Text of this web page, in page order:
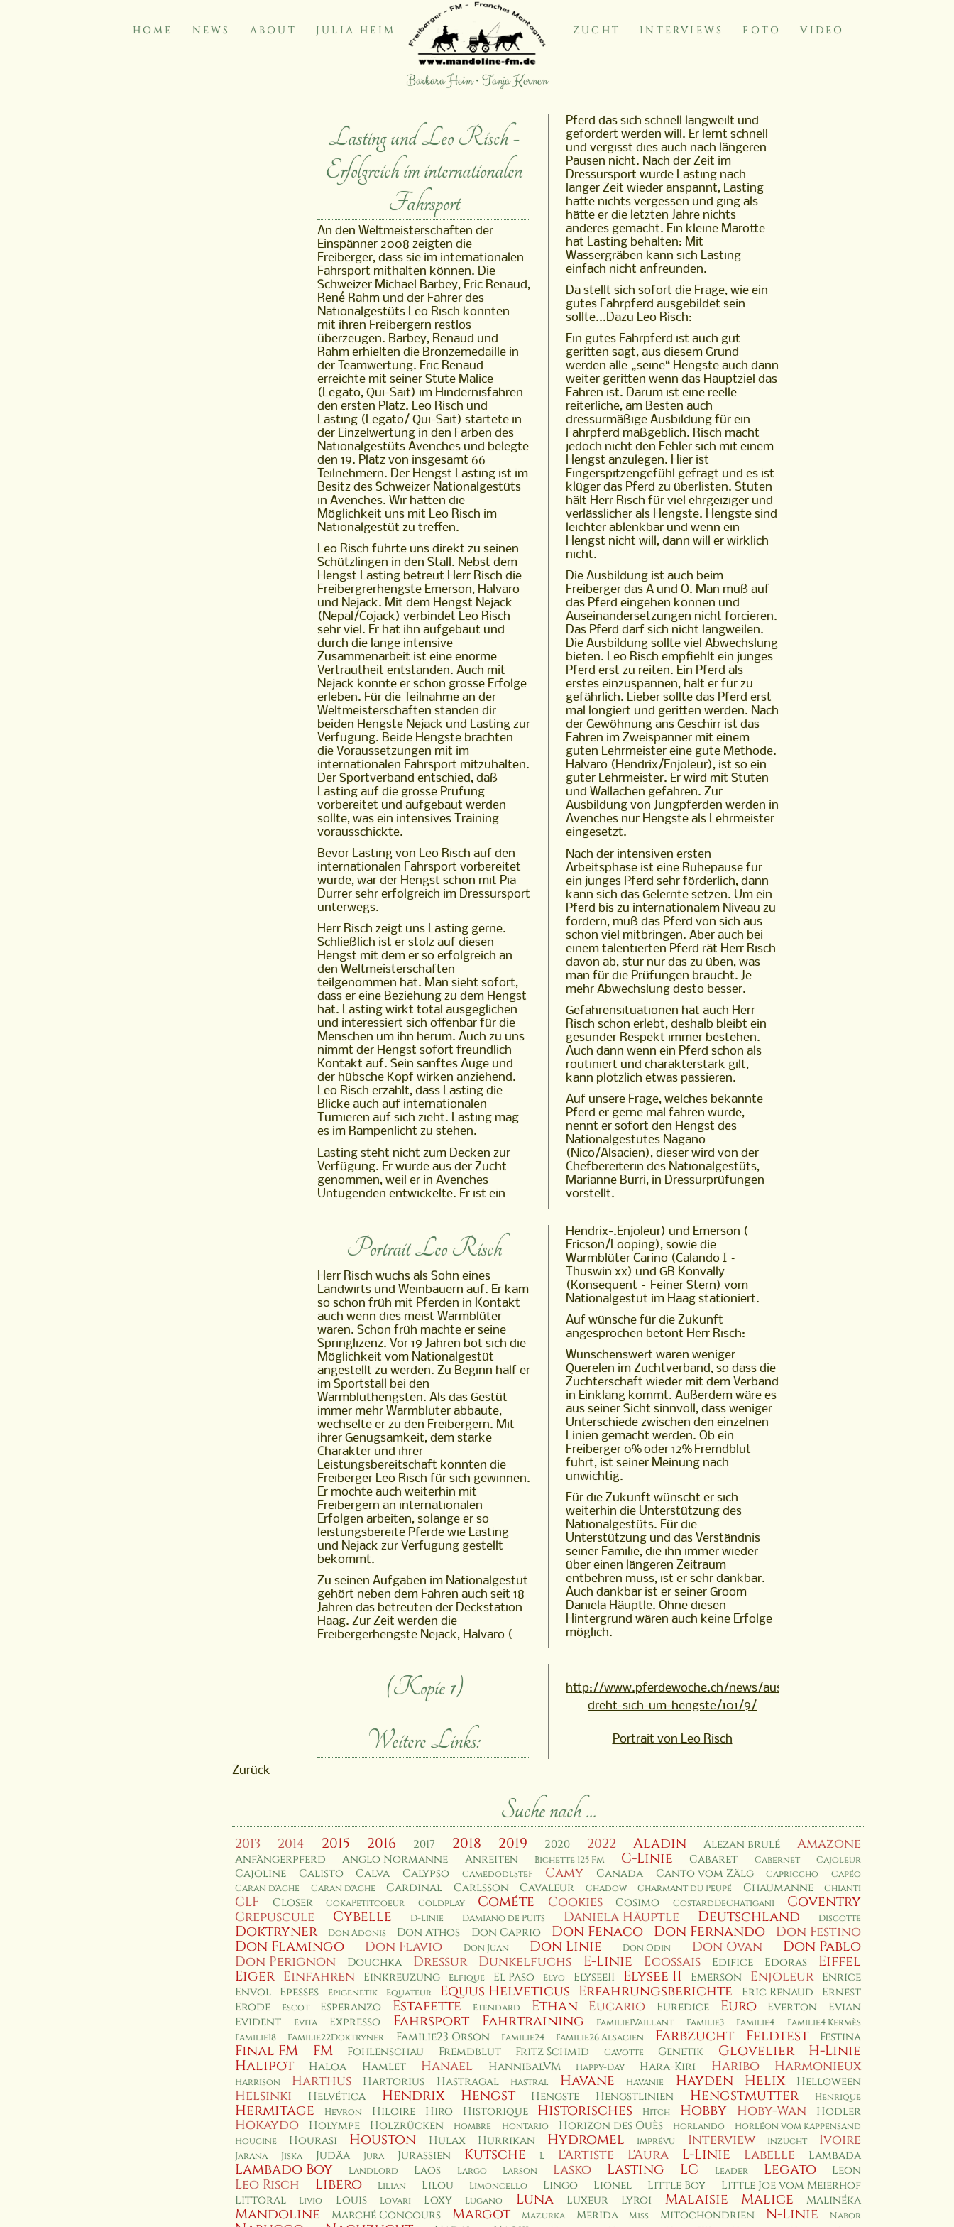
Barbara Heim • Tanja Kernen
HOME NEWS ABOUT JULIA HEIM ZUCHT INTERVIEWS FOTO VIDEO
Lasting und Leo Risch -
Erfolgreich im internationalen
Fahrsport
An den Weltmeisterschaften der
Einspänner 2008 zeigten die
Freiberger, dass sie im internationalen
Fahrsport mithalten können. Die
Schweizer Michael Barbey, Eric Renaud,
René Rahm und der Fahrer des
Nationalgestüts Leo Risch konnten
mit ihren Freibergern restlos
überzeugen. Barbey, Renaud und
Rahm erhielten die Bronzemedaille in
der Teamwertung. Eric Renaud
erreichte mit seiner Stute Malice
(Legato, Qui-Sait) im Hindernisfahren
den ersten Platz. Leo Risch und
Lasting (Legato/ Qui-Sait) startete in
der Einzelwertung in den Farben des
Nationalgestüts Avenches und belegte
den 19. Platz von insgesamt 66
Teilnehmern. Der Hengst Lasting ist im
Besitz des Schweizer Nationalgestüts
in Avenches. Wir hatten die
Möglichkeit uns mit Leo Risch im
Nationalgestüt zu treffen.
Leo Risch führte uns direkt zu seinen
Schützlingen in den Stall. Nebst dem
Hengst Lasting betreut Herr Risch die
Freibergrerhengste Emerson, Halvaro
und Nejack. Mit dem Hengst Nejack
(Nepal/Cojack) verbindet Leo Risch
sehr viel. Er hat ihn aufgebaut und
durch die lange intensive
Zusammenarbeit ist eine enorme
Vertrautheit entstanden. Auch mit
Nejack konnte er schon grosse Erfolge
erleben. Für die Teilnahme an der
Weltmeisterschaften standen dir
beiden Hengste Nejack und Lasting zur
Verfügung. Beide Hengste brachten
die Voraussetzungen mit im
internationalen Fahrsport mitzuhalten.
Der Sportverband entschied, daß
Lasting auf die grosse Prüfung
vorbereitet und aufgebaut werden
sollte, was ein intensives Training
vorausschickte.
Bevor Lasting von Leo Risch auf den
internationalen Fahrsport vorbereitet
wurde, war der Hengst schon mit Pia
Durrer sehr erfolgreich im Dressursport
unterwegs.
Herr Risch zeigt uns Lasting gerne.
Schließlich ist er stolz auf diesen
Hengst mit dem er so erfolgreich an
den Weltmeisterschaften
teilgenommen hat. Man sieht sofort,
dass er eine Beziehung zu dem Hengst
hat. Lasting wirkt total ausgeglichen
und interessiert sich offenbar für die
Menschen um ihn herum. Auch zu uns
nimmt der Hengst sofort freundlich
Kontakt auf. Sein sanftes Auge und
der hübsche Kopf wirken anziehend.
Leo Risch erzählt, dass Lasting die
Blicke auch auf internationalen
Turnieren auf sich zieht. Lasting mag
es im Rampenlicht zu stehen.
Lasting steht nicht zum Decken zur
Verfügung. Er wurde aus der Zucht
genommen, weil er in Avenches
Untugenden entwickelte. Er ist ein
Pferd das sich schnell langweilt und
gefordert werden will. Er lernt schnell
und vergisst dies auch nach längeren
Pausen nicht. Nach der Zeit im
Dressursport wurde Lasting nach
langer Zeit wieder anspannt, Lasting
hatte nichts vergessen und ging als
hätte er die letzten Jahre nichts
anderes gemacht. Ein kleine Marotte
hat Lasting behalten: Mit
Wassergräben kann sich Lasting
einfach nicht anfreunden.
Da stellt sich sofort die Frage, wie ein
gutes Fahrpferd ausgebildet sein
sollte...Dazu Leo Risch:
Ein gutes Fahrpferd ist auch gut
geritten sagt, aus diesem Grund
werden alle „seine“ Hengste auch dann
weiter geritten wenn das Hauptziel das
Fahren ist. Darum ist eine reelle
reiterliche, am Besten auch
dressurmäßige Ausbildung für ein
Fahrpferd maßgeblich. Risch macht
jedoch nicht den Fehler sich mit einem
Hengst anzulegen. Hier ist
Fingerspitzengefühl gefragt und es ist
klüger das Pferd zu überlisten. Stuten
hält Herr Risch für viel ehrgeiziger und
verlässlicher als Hengste. Hengste sind
leichter ablenkbar und wenn ein
Hengst nicht will, dann will er wirklich
nicht.
Die Ausbildung ist auch beim
Freiberger das A und O. Man muß auf
das Pferd eingehen können und
Auseinandersetzungen nicht forcieren.
Das Pferd darf sich nicht langweilen.
Die Ausbildung sollte viel Abwechslung
bieten. Leo Risch empfiehlt ein junges
Pferd erst zu reiten. Ein Pferd als
erstes einzuspannen, hält er für zu
gefährlich. Lieber sollte das Pferd erst
mal longiert und geritten werden. Nach
der Gewöhnung ans Geschirr ist das
Fahren im Zweispänner mit einem
guten Lehrmeister eine gute Methode.
Halvaro (Hendrix/Enjoleur), ist so ein
guter Lehrmeister. Er wird mit Stuten
und Wallachen gefahren. Zur
Ausbildung von Jungpferden werden in
Avenches nur Hengste als Lehrmeister
eingesetzt.
Nach der intensiven ersten
Arbeitsphase ist eine Ruhepause für
ein junges Pferd sehr förderlich, dann
kann sich das Gelernte setzen. Um ein
Pferd bis zu internationalem Niveau zu
fördern, muß das Pferd von sich aus
schon viel mitbringen. Aber auch bei
einem talentierten Pferd rät Herr Risch
davon ab, stur nur das zu üben, was
man für die Prüfungen braucht. Je
mehr Abwechslung desto besser.
Gefahrensituationen hat auch Herr
Risch schon erlebt, deshalb bleibt ein
gesunder Respekt immer bestehen.
Auch dann wenn ein Pferd schon als
routiniert und charakterstark gilt,
kann plötzlich etwas passieren.
Auf unsere Frage, welches bekannte
Pferd er gerne mal fahren würde,
nennt er sofort den Hengst des
Nationalgestütes Nagano
(Nico/Alsacien), dieser wird von der
Chefbereiterin des Nationalgestüts,
Marianne Burri, in Dressurprüfungen
vorstellt.
Portrait Leo Risch
Herr Risch wuchs als Sohn eines
Landwirts und Weinbauern auf. Er kam
so schon früh mit Pferden in Kontakt
auch wenn dies meist Warmblüter
waren. Schon früh machte er seine
Springlizenz. Vor 19 Jahren bot sich die
Möglichkeit vom Nationalgestüt
angestellt zu werden. Zu Beginn half er
im Sportstall bei den
Warmbluthengsten. Als das Gestüt
immer mehr Warmblüter abbaute,
wechselte er zu den Freibergern. Mit
ihrer Genügsamkeit, dem starke
Charakter und ihrer
Leistungsbereitschaft konnten die
Freiberger Leo Risch für sich gewinnen.
Er möchte auch weiterhin mit
Freibergern an internationalen
Erfolgen arbeiten, solange er so
leistungsbereite Pferde wie Lasting
und Nejack zur Verfügung gestellt
bekommt.
Zu seinen Aufgaben im Nationalgestüt
gehört neben dem Fahren auch seit 18
Jahren das betreuten der Deckstation
Haag. Zur Zeit werden die
Freibergerhengste Nejack, Halvaro (
Hendrix-.Enjoleur) und Emerson (
Ericson/Looping), sowie die
Warmblüter Carino (Calando I –
Thuswin xx) und GB Konvally
(Konsequent – Feiner Stern) vom
Nationalgestüt im Haag stationiert.
Auf wünsche für die Zukunft
angesprochen betont Herr Risch:
Wünschenswert wären weniger
Querelen im Zuchtverband, so dass die
Züchterschaft wieder mit dem Verband
in Einklang kommt. Außerdem wäre es
aus seiner Sicht sinnvoll, dass weniger
Unterschiede zwischen den einzelnen
Linien gemacht werden. Ob ein
Freiberger 0% oder 12% Fremdblut
führt, ist seiner Meinung nach
unwichtig.
Für die Zukunft wünscht er sich
weiterhin die Unterstützung des
Nationalgestüts. Für die
Unterstützung und das Verständnis
seiner Familie, die ihn immer wieder
über einen längeren Zeitraum
entbehren muss, ist er sehr dankbar.
Auch dankbar ist er seiner Groom
Daniela Häuptle. Ohne diesen
Hintergrund wären auch keine Erfolge
möglich.
(Kopie 1)
Weitere Links:
http://www.pferdewoche.ch/news/ausgaben/alles-
dreht-sich-um-hengste/101/9/
Portrait von Leo Risch
Zurück
Suche nach ...
2013 2014 2015 2016 2017 2018 2019 2020 2022 Aladin Alezan brulé Amazone
Anfängerpferd Anglo Normanne Anreiten Bichette 125 FM C-Linie Cabaret Cabernet Cajoleur
Cajoline Calisto Calva Calypso CamedodlSteF Camy Canada Canto vom Zälg Capriccho
Capéo
Caran d'Ache
Caran d'Ache Cardinal Carlsson Cavaleur Chadow Charmant du Peupé Chaumanne Chianti
CLF Closer CokaPetitcoeur Coldplay Cométe Cookies Cosimo CostardDeChatigani Coventry
Crepuscule Cybelle D-Linie Damiano de Puits Daniela Häuptle Deutschland Discotte
Doktryner Don Adonis Don Athos Don Caprio Don Fenaco Don Fernando Don Festino
Don Flamingo Don Flavio Don Juan Don Linie Don Odin Don Ovan Don Pablo
Don Perignon Douchka Dressur Dunkelfuchs E-Linie Ecossais Edifice Edoras
Eiffel
Eiger Einfahren Einkreuzung Elfique El Paso Elyo ElyseeII Elysee II Emerson Enjoleur
Enrice
Envol
Epesses Epigenetik Equateur Equus Helveticus Erfahrungsberichte Eric Renaud
Ernest
Erode
Escot Esperanzo Estafette Etendard Ethan Eucario Euredice Euro Everton
Evian
Evident
Evita Expresso Fahrsport Fahrtraining Familie1Vaillant Familie3 Familie4
Familie4 Kermès
Familie18
Familie22Doktryner Familie23 Orson Familie24 Familie26 Alsacien Farbzucht Feldtest Festina
Final FM FM Fohlenschau Fremdblut Fritz Schmid Gavotte Genetik Glovelier
H-Linie
Halipot
Haloa Hamlet Hanael HannibalVM Happy-Day Hara-Kiri Haribo Harmonieux
Harrison Harthus Hartorius Hastragal Hastral Havane Havanie Hayden Helix Helloween
Helsinki Helvética Hendrix Hengst Hengste Hengstlinien Hengstmutter Henrique
Hermitage Hevron Hiloire Hiro Historique Historisches Hitch Hobby Hoby-Wan Hodler
Hokaydo Holympe Holzrücken Hombre Hontario Horizon des Ouès Horlando
Horléon vom Kappensand
Houcine
Hourasi Houston Hulax Hurrikan Hydromel Imprévu Interview Inzucht Ivoire
Jarana Jiska Judäa Jura Jurassien Kutsche L L'Artiste L'Aura L-Linie Labelle Lambada
Lambado Boy Landlord Laos Largo Larson Lasko Lasting LC Leader Legato Leon
Leo Risch Libero Lilian Lilou Limoncello Lingo Lionel Little Boy
Little Joe vom Meierhof
Littoral
Livio Louis Lovari Loxy Lugano Luna Luxeur Lyroi Malaisie Malice Malinéka
Mandoline Marché Concours Margot Mazurka Merida Miss Mitochondrien N-Linie Nabor